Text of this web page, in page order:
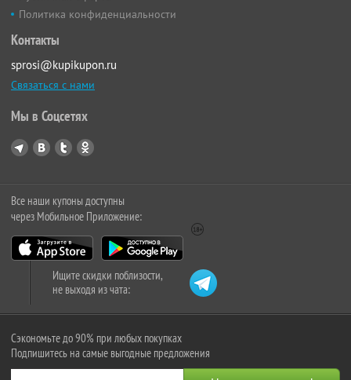
Политика конфиденциальности
Контакты
sprosi@kupikupon.ru
Связаться с нами
Мы в Соцсетях
Все наши купоны доступны
через Мобильное Приложение:
Ищите скидки поблизости,
не выходя из чата:
Сэкономьте до 90% при любых покупках
Подпишитесь на самые выгодные предложения